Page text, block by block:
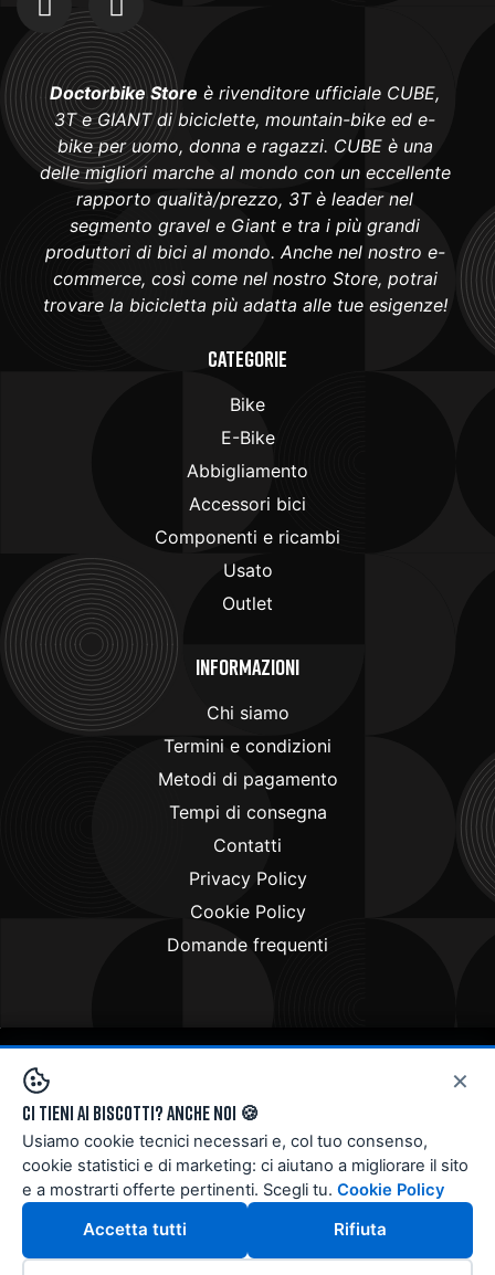
Doctorbike Store è rivenditore ufficiale CUBE,
3T e GIANT di biciclette, mountain-bike ed e-
bike per uomo, donna e ragazzi. CUBE è una
delle migliori marche al mondo con un eccellente
rapporto qualità/prezzo, 3T è leader nel
segmento gravel e Giant e tra i più grandi
produttori di bici al mondo. Anche nel nostro e-
commerce, così come nel nostro Store, potrai
trovare la bicicletta più adatta alle tue esigenze!
Categorie
Bike
E-Bike
Abbigliamento
Accessori bici
Componenti e ricambi
Usato
Outlet
Informazioni
Chi siamo
Termini e condizioni
Metodi di pagamento
Tempi di consegna
Contatti
Privacy Policy
Cookie Policy
Domande frequenti
Copyright © 2024 . All rights reserved
×
Ci tieni ai biscotti? Anche noi 🍪
Usiamo cookie tecnici necessari e, col tuo consenso,
cookie statistici e di marketing: ci aiutano a migliorare il sito
e a mostrarti offerte pertinenti. Scegli tu. Cookie Policy
Accetta tutti Rifiuta